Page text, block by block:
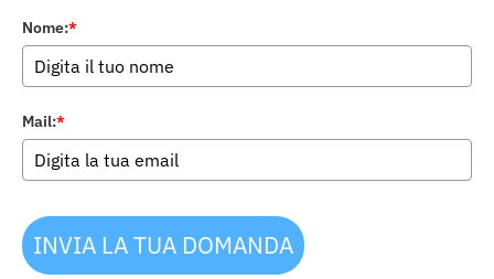
Nome:*
Mail:*
INVIA LA TUA DOMANDA